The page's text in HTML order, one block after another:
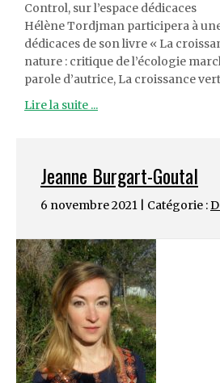
Control, sur l’espace dédicaces
Hélène Tordjman participera à
dédicaces de son livre « La
nature : critique de l’écologie
parole d’autrice, La croissance
Lire la suite ...
Jeanne Burgart-Goutal
6 novembre 2021 | Catégorie :